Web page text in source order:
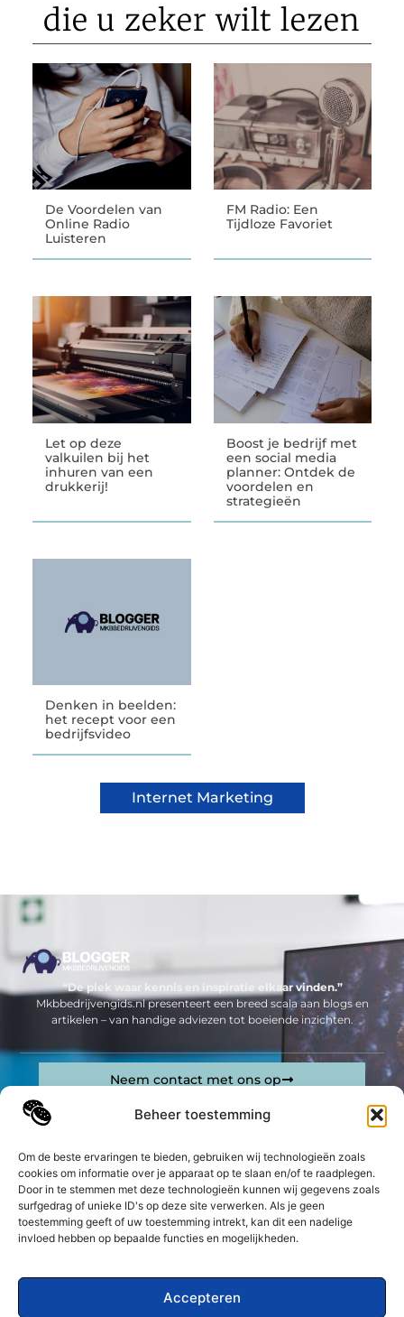
Beheer toestemming
Om de beste ervaringen te bieden, gebruiken wij technologieën zoals
cookies om informatie over je apparaat op te slaan en/of te raadplegen.
Door in te stemmen met deze technologieën kunnen wij gegevens zoals
surfgedrag of unieke ID's op deze site verwerken. Als je geen
toestemming geeft of uw toestemming intrekt, kan dit een nadelige
invloed hebben op bepaalde functies en mogelijkheden.
Accepteren
die u zeker wilt lezen
De Voordelen van
Online Radio
Luisteren
FM Radio: Een
Tijdloze Favoriet
Let op deze
valkuilen bij het
inhuren van een
drukkerij!
Boost je bedrijf met
een social media
planner: Ontdek de
voordelen en
strategieën
Denken in beelden:
het recept voor een
bedrijfsvideo
Internet Marketing
“De plek waar kennis en inspiratie elkaar vinden.”
Mkbbedrijvengids.nl presenteert een breed scala aan blogs en
artikelen – van handige adviezen tot boeiende inzichten.
Sitelinks
De best gelezen stukken op een rij
Dit zijn Voor- en nadelen van aluminium jaloezieën
Betaalbare zorg bij de dierenarts voor uw kat
Neem contact met ons op